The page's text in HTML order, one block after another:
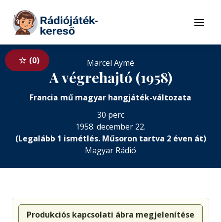
Tovább a tartalomhoz
Menü
0 Marcel Aymé
A végrehajtó (1958)
Francia mű magyar hangjáték-változata
30 perc
1958. december 22.
(Legalább 1 ismétlés. Műsoron tartva 2 éven át)
Magyar Rádió
Produkciós kapcsolati ábra megjelenítése